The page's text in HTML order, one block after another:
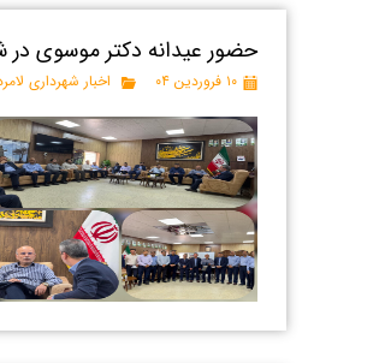
حضور عیدانه دکتر موسوی در
۱۰ فروردین ۰۴ اخبار شهرداری